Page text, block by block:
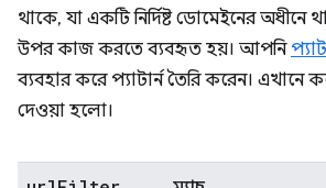
থাকে, যা একটি নির্দিষ্ট ডোমেইনের
উপর কাজ করতে ব্যবহৃত হয়। আপনি
ব্যবহার করে প্যাটার্ন তৈরি করেন। এখানে
দেওয়া হলো।